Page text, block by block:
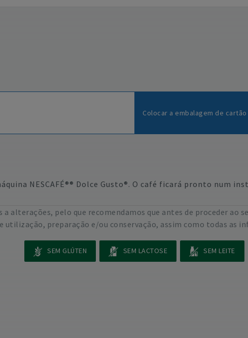
Colocar a embalagem de cartão
NESCAFÉ®® Dolce Gusto®. O café ficará pronto num
alterações, pelo que recomendamos que antes de proceder ao
preparação e/ou conservação, assim como todas as
SEM GLÚTEN SEM LACTOSE SEM LEITE